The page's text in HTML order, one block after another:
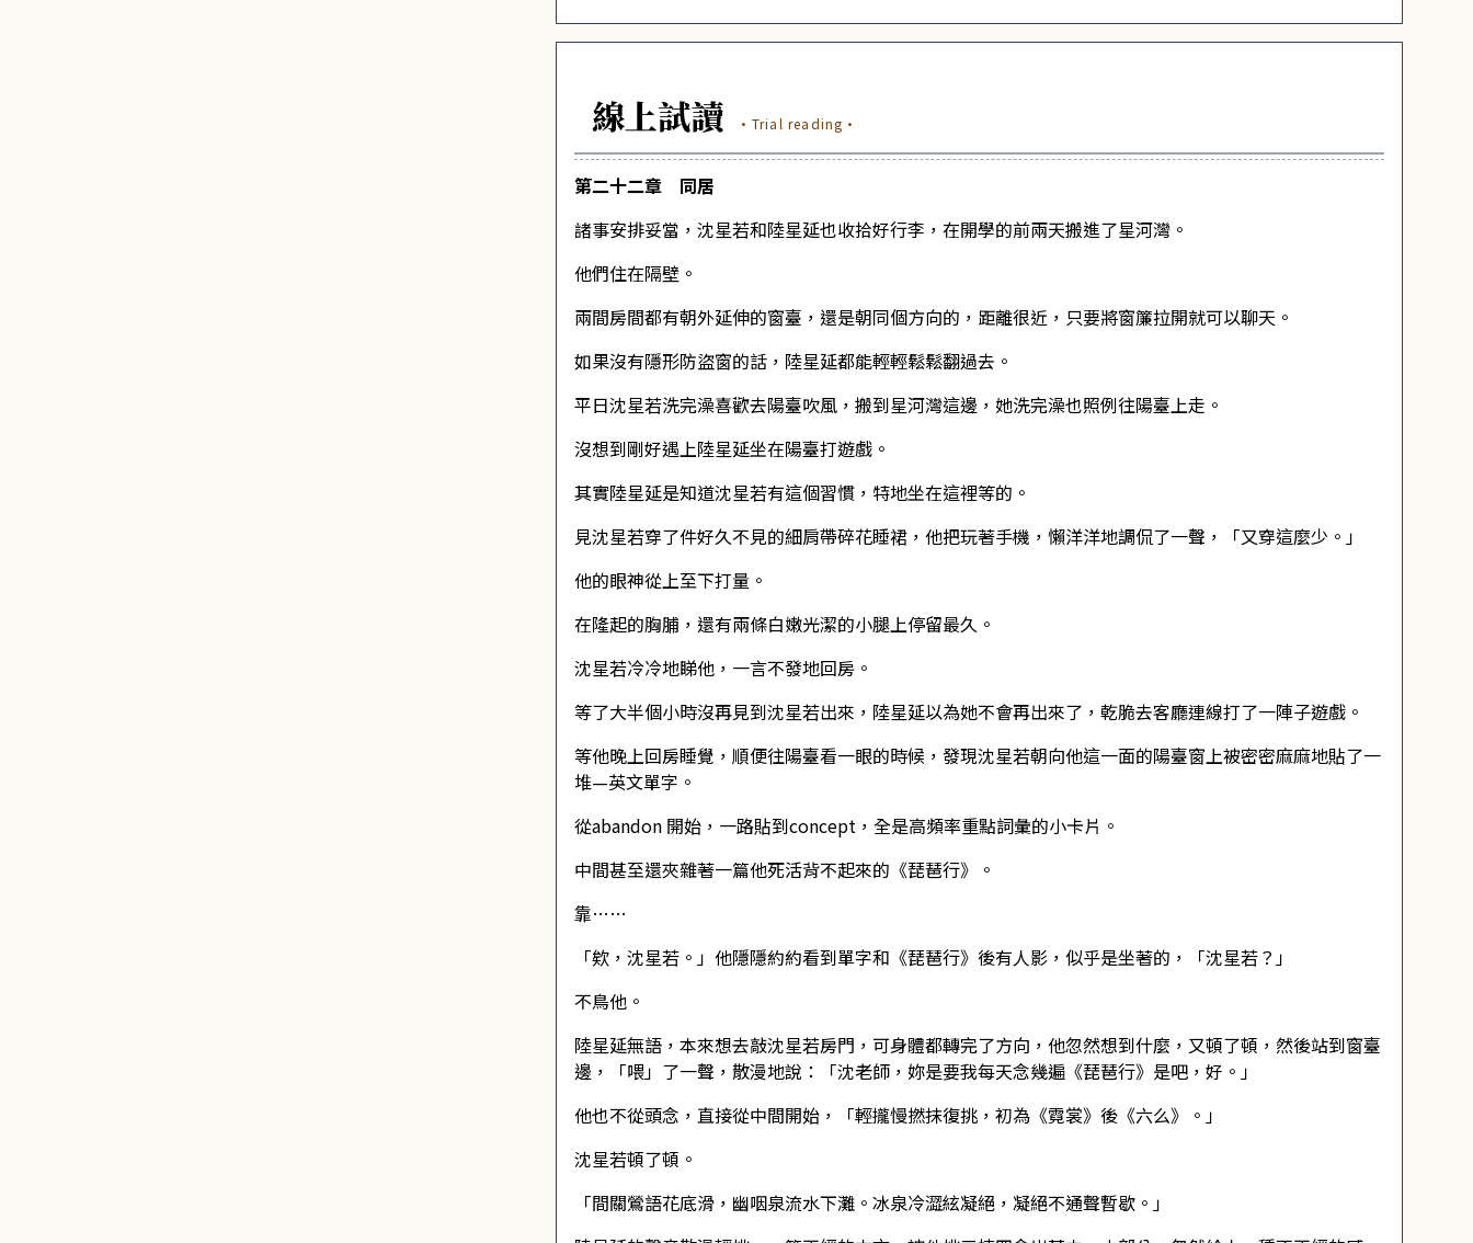
線上試讀 ·Trial reading·
第二十二章 同居
諸事安排妥當，沈星若和陸星延也收拾好行李，在開學的前兩天搬進了星河灣。
他們住在隔壁。
兩間房間都有朝外延伸的窗臺，還是朝同個方向的，距離很近，只要將窗簾拉開就可以聊天。
如果沒有隱形防盜窗的話，陸星延都能輕輕鬆鬆翻過去。
平日沈星若洗完澡喜歡去陽臺吹風，搬到星河灣這邊，她洗完澡也照例往陽臺上走。
沒想到剛好遇上陸星延坐在陽臺打遊戲。
其實陸星延是知道沈星若有這個習慣，特地坐在這裡等的。
見沈星若穿了件好久不見的細肩帶碎花睡裙，他把玩著手機，懶洋洋地調侃了一聲，「又穿這麼少。」
他的眼神從上至下打量。
在隆起的胸脯，還有兩條白嫩光潔的小腿上停留最久。
沈星若冷冷地睇他，一言不發地回房。
等了大半個小時沒再見到沈星若出來，陸星延以為她不會再出來了，乾脆去客廳連線打了一陣子遊戲。
等他晚上回房睡覺，順便往陽臺看一眼的時候，發現沈星若朝向他這一面的陽臺窗上被密密麻麻地貼了一
堆—英文單字。
從abandon 開始，一路貼到concept，全是高頻率重點詞彙的小卡片。
中間甚至還夾雜著一篇他死活背不起來的《琵琶行》。
靠……
「欸，沈星若。」他隱隱約約看到單字和《琵琶行》後有人影，似乎是坐著的，「沈星若？」
不鳥他。
陸星延無語，本來想去敲沈星若房門，可身體都轉完了方向，他忽然想到什麼，又頓了頓，然後站到窗臺
邊，「喂」了一聲，散漫地說：「沈老師，妳是要我每天念幾遍《琵琶行》是吧，好。」
他也不從頭念，直接從中間開始，「輕攏慢撚抹復挑，初為《霓裳》後《六么》。」
沈星若頓了頓。
「間關鶯語花底滑，幽咽泉流水下灘。冰泉冷澀絃凝絕，凝絕不通聲暫歇。」